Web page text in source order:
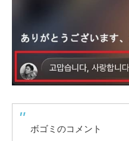
ボゴミのコメント